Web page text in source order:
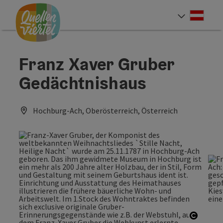
Zum Inhalt
Zur Navigation
Zum Seitenanfang
Franz Xaver Gruber
Gedächtnishaus
Hochburg-Ach, Oberösterreich, Österreich